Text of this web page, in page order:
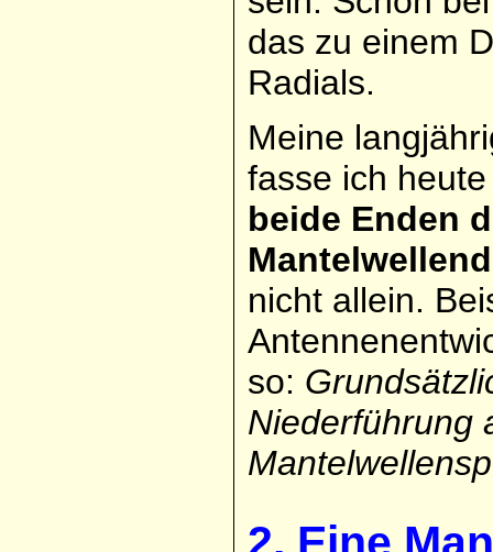
das zu einem
Radials.
Meine
fasse ich
beide Enden
nicht allein.
so:
Niederführung